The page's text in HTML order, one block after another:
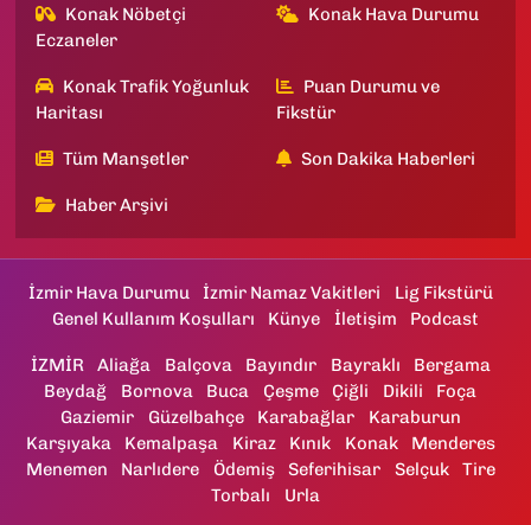
Konak Nöbetçi
Eczaneler
Konak Hava Durumu
Konak Trafik Yoğunluk
Haritası
Puan Durumu ve
Fikstür
Tüm Manşetler Son Dakika Haberleri
Haber Arşivi
İzmir Hava Durumu İzmir Namaz Vakitleri
Lig Fikstürü
Genel Kullanım Koşulları
Künye İletişim Podcast
İZMİR Aliağa Balçova Bayındır Bayraklı
Bergama
Beydağ
Bornova Buca Çeşme Çiğli Dikili
Foça
Gaziemir
Güzelbahçe Karabağlar
Karaburun
Karşıyaka
Kemalpaşa Kiraz Kınık Konak
Menderes
Menemen
Narlıdere Ödemiş Seferihisar Selçuk
Tire
Torbalı
Urla